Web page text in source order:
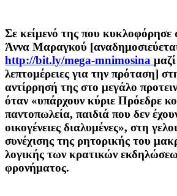
Σε κείμενό της που κυκλοφόρησε
Άννα Μαραγκού
http://bit.ly/mega-mnimosina
λεπτομέρειες για την πρόταση]
αντίρρησή της στο μεγάλο
όταν «υπάρχουν κύριε Πρόεδρε
παντοπωλεία, παιδιά που δεν
οικογένειες διαλυμένες», στη
συνέχισης της ρητορικής του
λογικής των κρατικών
φρονήματος.